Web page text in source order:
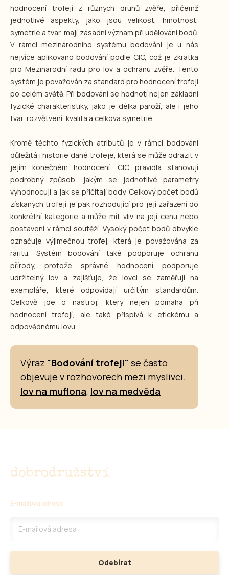
hodnocení trofejí z různých druhů zvěře, přičemž
jednotlivé aspekty, jako jsou velikost, hmotnost,
symetrie a tvar, mají zásadní význam při udělování bodů.
V rámci mezinárodního systému bodování je u nás
nejvíce aplikováno bodování podle CIC, což je zkratka
pro Mezinárodní radu pro lov a ochranu zvěře. Tento
systém je považován za standard pro hodnocení trofejí
po celém světě. Při bodování se hodnotí nejen základní
fyzické charakteristiky, jako je délka paroží, ale i jeho
tvar, rozvětvení, kvalita a celková symetrie.
Kromě těchto fyzických atributů je v rámci bodování
důležitá i historie dané trofeje, která se může odrazit v
jejím konečném hodnocení. CIC pravidla stanovují
podrobný způsob, jakým se jednotlivé parametry
vyhodnocují a jak se přičítají body. Celkový počet bodů
získaných trofejí je pak rozhodující pro její zařazení do
konkrétní kategorie a může mít vliv na její cenu nebo
postavení v rámci soutěží. Vysoký počet bodů obvykle
označuje výjimečnou trofej, která je považována za
raritu. Systém bodování také podporuje ochranu
přírody, protože správné hodnocení podporuje
udržitelný lov a zajišťuje, že lovci se zaměřují na
exempláře, které odpovídají určitým standardům.
Celkově jde o nástroj, který nejen pomáhá při
hodnocení trofejí, ale také přispívá k etickému a
odpovědnému lovu.
Výraz "Bodování trofeji" se často
objevuje v rozhovorech mezi myslivci.
lov na muflona, lov na medvěda
dobrodružství
E-mailová adresa
Odebírat